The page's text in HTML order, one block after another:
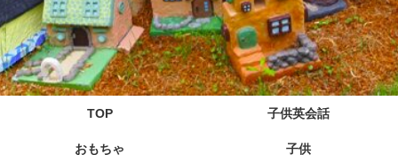
TOP 子供英会話
おもちゃ 子供